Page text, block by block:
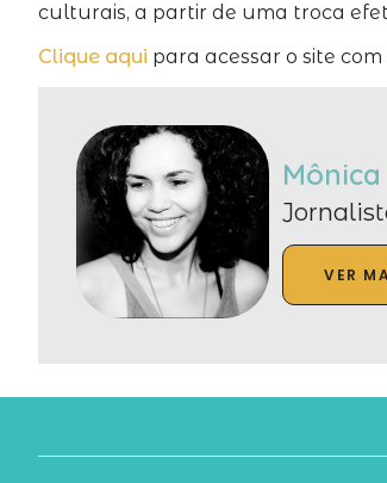
culturais, a partir de uma troca
Clique aqui para acessar o site
VER